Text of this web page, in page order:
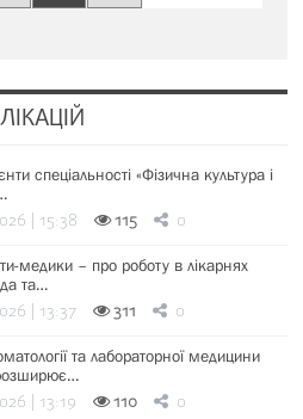
спеціальності «Фізична культура і
| 15:38 115 0
медики – про роботу в лікарнях
та…
| 13:37 311 0
та лабораторної медицини
| 13:19 110 0